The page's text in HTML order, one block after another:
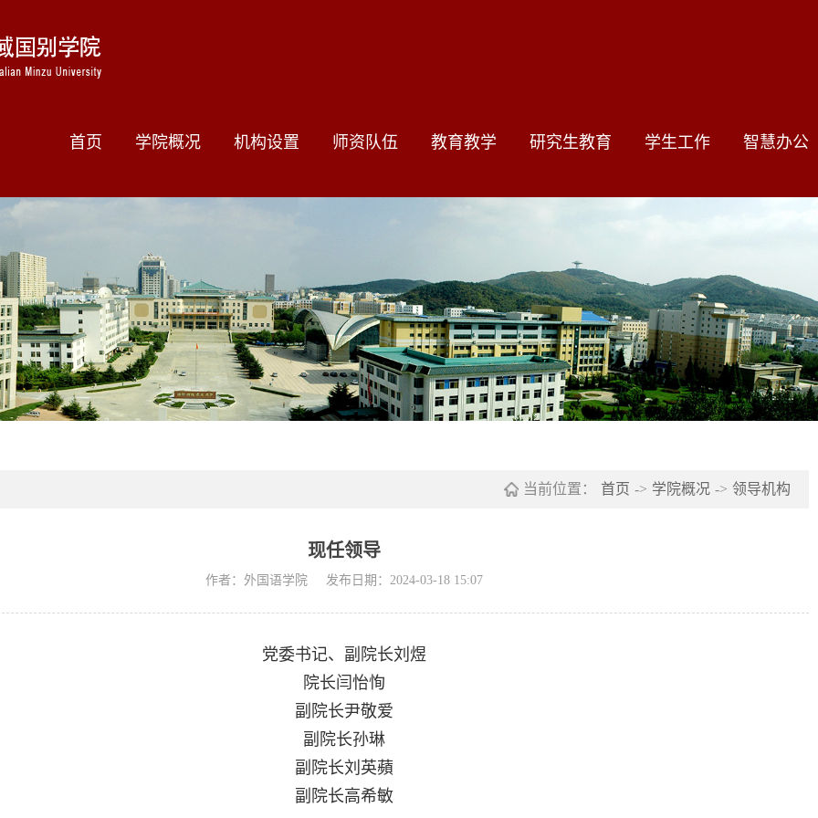
首页 学院概况 机构设置 师资队伍 教育教学 研究生教育 学生工作 智慧办公
当前位置： 首页 -> 学院概况 -> 领导机构
现任领导
作者：外国语学院 发布日期：2024-03-18 15:07
党委书记、副院长刘煜
院长闫怡恂
副院长尹敬爱
副院长孙琳
副院长刘英蘋
副院长高希敏